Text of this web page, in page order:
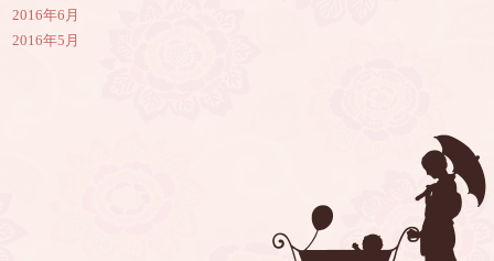
2016年6月
2016年5月